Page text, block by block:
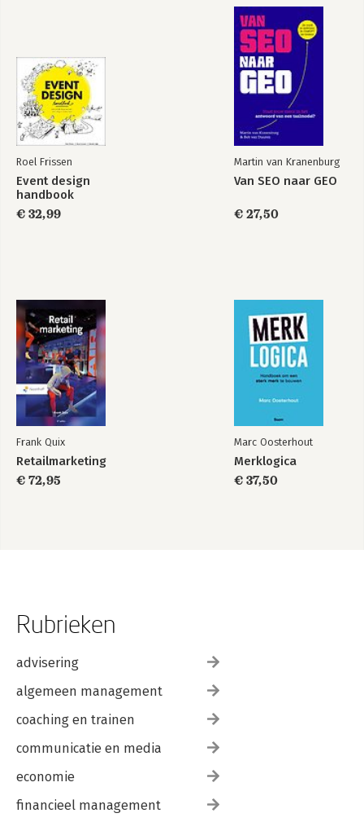
Roel Frissen
Event design
handbook
€ 32,99
Martin van Kranenburg
Van SEO naar GEO
€ 27,50
Frank Quix
Retailmarketing
€ 72,95
Marc Oosterhout
Merklogica
€ 37,50
Rubrieken
advisering
algemeen management
coaching en trainen
communicatie en media
economie
financieel management